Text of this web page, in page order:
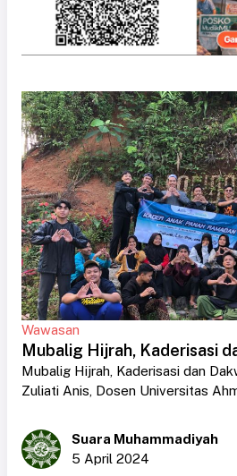
Wawasan
Mubalig Hijrah, Kaderisasi
Mubalig Hijrah, Kaderisasi dan
Zuliati Anis, Dosen Universitas
Suara Muhammadiyah
5 April 2024